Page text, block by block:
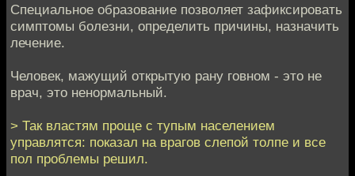
Специальное образование позволяет зафиксировать
симптомы болезни, определить причины, назначить
лечение.
Человек, мажущий открытую рану говном - это не
врач, это ненормальный.
> Так властям проще с тупым населением
управлятся: показал на врагов слепой толпе и все
пол проблемы решил.